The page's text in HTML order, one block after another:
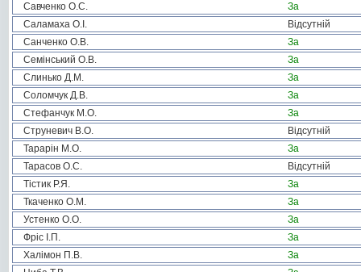
Савченко О.С.
За
Саламаха О.І.
Відсутній
Санченко О.В.
За
Семінський О.В.
За
Слинько Д.М.
За
Соломчук Д.В.
За
Стефанчук М.О.
За
Струневич В.О.
Відсутній
Тарарін М.О.
За
Тарасов О.С.
Відсутній
Тістик Р.Я.
За
Ткаченко О.М.
За
Устенко О.О.
За
Фріс І.П.
За
Халімон П.В.
За